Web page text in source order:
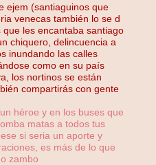
ejem (santiaguinos que
venecas también lo se d
les encantaba santiago
chiquero, delincuencia a
inundando las calles
como en su país
los nortinos se están
compartirás con gente
héroe y en los buses que
matas a todos tus
si seria un aporte y
es más de lo que
zambo